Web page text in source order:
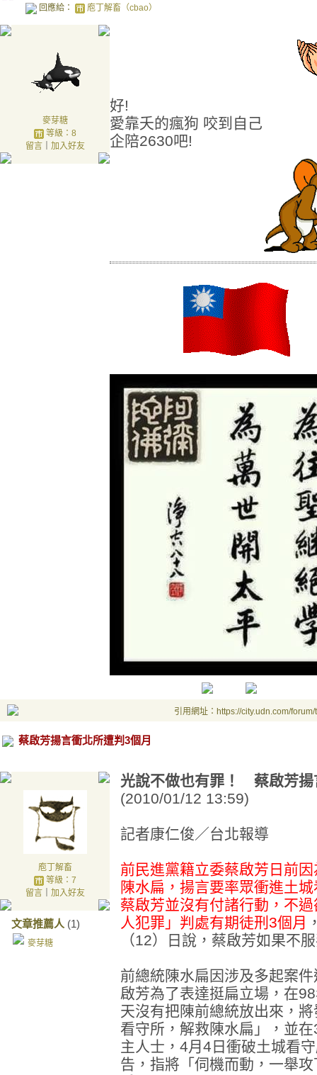
回應給： 庖丁解畜（cbao）
麥芽糖
等級：8
留言｜ 加入好友
好!
愛靠夭的瘋狗 咬到自己
企陪2630吧!
引用網址：https://city.udn.com/
蔡啟芳揚言衝北所遭判3個月
庖丁解畜
等級：7
留言｜ 加入好友
文章推薦人 (1)
麥芽糖
光說不做也有罪！ 蔡啟芳揚
(2010/01/12 13:59)
記者康仁俊／台北報導
前民進黨籍立委蔡啟芳日前
陳水扁，揚言要率眾衝進土
蔡啟芳並沒有付諸行動，不
人犯罪」判處有期徒刑3個月
（12）日說，蔡啟芳如果不
前總統陳水扁因涉及多起案
啟芳為了表達挺扁立場，在
天沒有把陳前總統放出來，
看守所，解救陳水扁」，並
主人士，4月4日衝破土城看
告，指將「伺機而動，一舉